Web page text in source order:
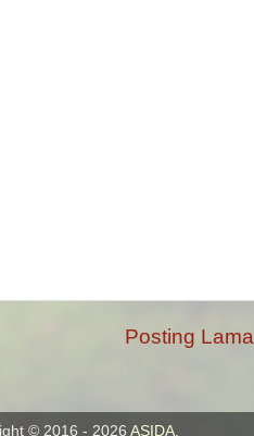
Posting Lama
© 2016 - 2026 ASIDA.